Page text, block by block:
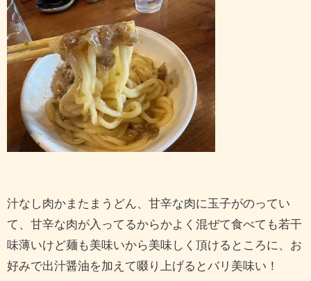
汁なし肉かまたまうどん、甘辛な肉に玉子がのってい
て、甘辛な肉が入ってるからかよく混ぜて食べても若干
味薄いけど麺も美味いから美味しく頂けるところに、お
好みで出汁醤油を加えて啜り上げるとバリ美味い！